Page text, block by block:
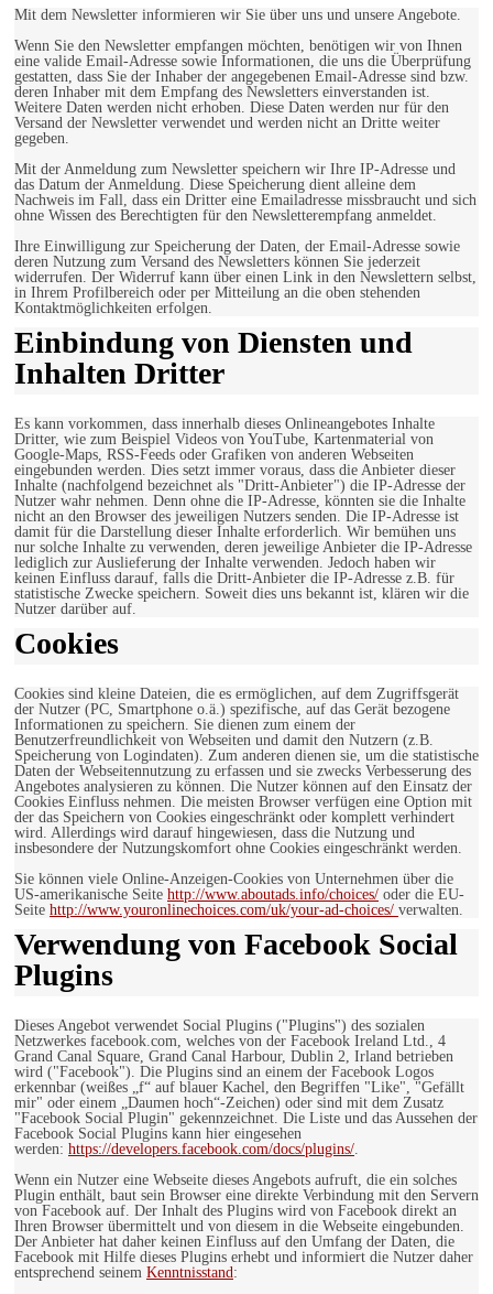
Mit dem Newsletter informieren wir Sie über uns und unsere Angebote.
Wenn Sie den Newsletter empfangen möchten, benötigen wir von Ihnen
eine valide Email-Adresse sowie Informationen, die uns die Überprüfung
gestatten, dass Sie der Inhaber der angegebenen Email-Adresse sind bzw.
deren Inhaber mit dem Empfang des Newsletters einverstanden ist.
Weitere Daten werden nicht erhoben. Diese Daten werden nur für den
Versand der Newsletter verwendet und werden nicht an Dritte weiter
gegeben.
Mit der Anmeldung zum Newsletter speichern wir Ihre IP-Adresse und
das Datum der Anmeldung. Diese Speicherung dient alleine dem
Nachweis im Fall, dass ein Dritter eine Emailadresse missbraucht und sich
ohne Wissen des Berechtigten für den Newsletterempfang anmeldet.
Ihre Einwilligung zur Speicherung der Daten, der Email-Adresse sowie
deren Nutzung zum Versand des Newsletters können Sie jederzeit
widerrufen. Der Widerruf kann über einen Link in den Newslettern selbst,
in Ihrem Profilbereich oder per Mitteilung an die oben stehenden
Kontaktmöglichkeiten erfolgen.
Einbindung von Diensten und
Inhalten Dritter
Es kann vorkommen, dass innerhalb dieses Onlineangebotes Inhalte
Dritter, wie zum Beispiel Videos von YouTube, Kartenmaterial von
Google-Maps, RSS-Feeds oder Grafiken von anderen Webseiten
eingebunden werden. Dies setzt immer voraus, dass die Anbieter dieser
Inhalte (nachfolgend bezeichnet als "Dritt-Anbieter") die IP-Adresse der
Nutzer wahr nehmen. Denn ohne die IP-Adresse, könnten sie die Inhalte
nicht an den Browser des jeweiligen Nutzers senden. Die IP-Adresse ist
damit für die Darstellung dieser Inhalte erforderlich. Wir bemühen uns
nur solche Inhalte zu verwenden, deren jeweilige Anbieter die IP-Adresse
lediglich zur Auslieferung der Inhalte verwenden. Jedoch haben wir
keinen Einfluss darauf, falls die Dritt-Anbieter die IP-Adresse z.B. für
statistische Zwecke speichern. Soweit dies uns bekannt ist, klären wir die
Nutzer darüber auf.
Cookies
Cookies sind kleine Dateien, die es ermöglichen, auf dem Zugriffsgerät
der Nutzer (PC, Smartphone o.ä.) spezifische, auf das Gerät bezogene
Informationen zu speichern. Sie dienen zum einem der
Benutzerfreundlichkeit von Webseiten und damit den Nutzern (z.B.
Speicherung von Logindaten). Zum anderen dienen sie, um die statistische
Daten der Webseitennutzung zu erfassen und sie zwecks Verbesserung des
Angebotes analysieren zu können. Die Nutzer können auf den Einsatz der
Cookies Einfluss nehmen. Die meisten Browser verfügen eine Option mit
der das Speichern von Cookies eingeschränkt oder komplett verhindert
wird. Allerdings wird darauf hingewiesen, dass die Nutzung und
insbesondere der Nutzungskomfort ohne Cookies eingeschränkt werden.
Sie können viele Online-Anzeigen-Cookies von Unternehmen über die
US-amerikanische Seite http://www.aboutads.info/choices/ oder die EU-
Seite http://www.youronlinechoices.com/uk/your-ad-choices/ verwalten.
Verwendung von Facebook Social
Plugins
Dieses Angebot verwendet Social Plugins ("Plugins") des sozialen
Netzwerkes facebook.com, welches von der Facebook Ireland Ltd., 4
Grand Canal Square, Grand Canal Harbour, Dublin 2, Irland betrieben
wird ("Facebook"). Die Plugins sind an einem der Facebook Logos
erkennbar (weißes „f“ auf blauer Kachel, den Begriffen "Like", "Gefällt
mir" oder einem „Daumen hoch“-Zeichen) oder sind mit dem Zusatz
"Facebook Social Plugin" gekennzeichnet. Die Liste und das Aussehen der
Facebook Social Plugins kann hier eingesehen
werden: https://developers.facebook.com/docs/plugins/.
Wenn ein Nutzer eine Webseite dieses Angebots aufruft, die ein solches
Plugin enthält, baut sein Browser eine direkte Verbindung mit den Servern
von Facebook auf. Der Inhalt des Plugins wird von Facebook direkt an
Ihren Browser übermittelt und von diesem in die Webseite eingebunden.
Der Anbieter hat daher keinen Einfluss auf den Umfang der Daten, die
Facebook mit Hilfe dieses Plugins erhebt und informiert die Nutzer daher
entsprechend seinem Kenntnisstand: